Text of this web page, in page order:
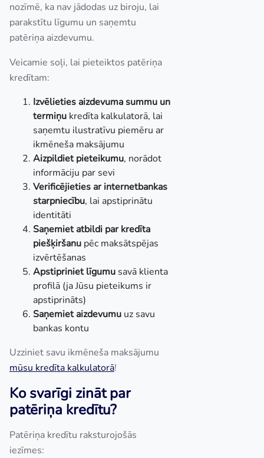
nozīmē, ka nav jādodas uz biroju, lai
parakstītu līgumu un saņemtu
patēriņa aizdevumu.
Veicamie soļi, lai pieteiktos patēriņa
kredītam:
Izvēlieties aizdevuma summu un
termiņu kredīta kalkulatorā, lai
saņemtu ilustratīvu piemēru ar
ikmēneša maksājumu
Aizpildiet pieteikumu, norādot
informāciju par sevi
Verificējieties ar internetbankas
starpniecību, lai apstiprinātu
identitāti
Saņemiet atbildi par kredīta
piešķiršanu pēc maksātspējas
izvērtēšanas
Apstipriniet līgumu savā klienta
profilā (ja Jūsu pieteikums ir
apstiprināts)
Saņemiet aizdevumu uz savu
bankas kontu
Uzziniet savu ikmēneša maksājumu
mūsu kredīta kalkulatorā!
Ko svarīgi zināt par
patēriņa kredītu?
Patēriņa kredītu raksturojošās
iezīmes: